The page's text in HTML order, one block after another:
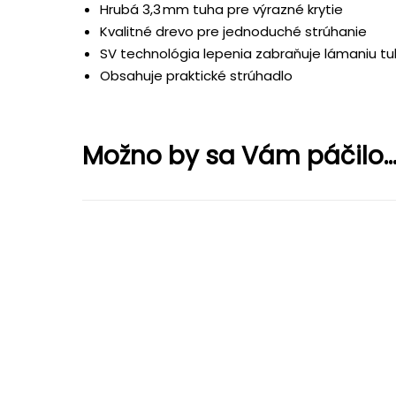
Hrubá 3,3 mm tuha pre výrazné krytie
Kvalitné drevo pre jednoduché strúhanie
SV technológia lepenia zabraňuje lámaniu
Obsahuje praktické strúhadlo
Možno by sa Vám páčilo...